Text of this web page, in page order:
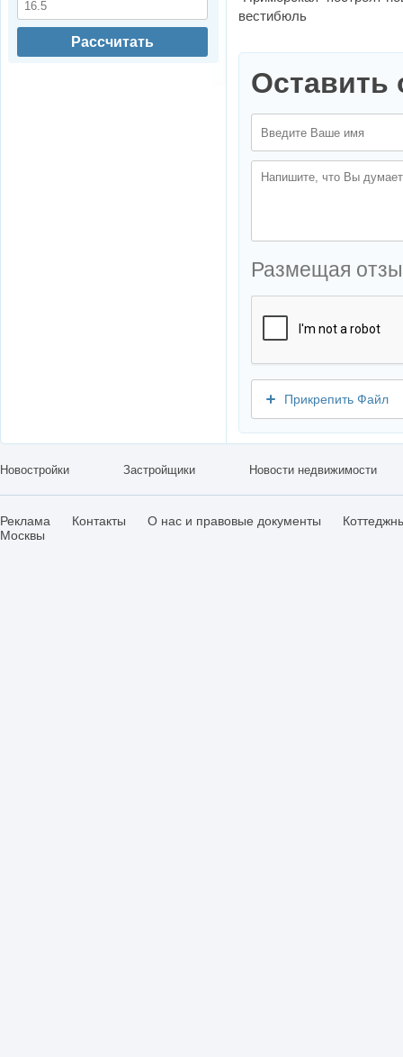
вестибюль
Оставить
Размещая
Прикрепить Файл
Рассчитать
Новостройки Застройщики Новости недвижимости
Реклама Контакты О нас и правовые документы
Москвы